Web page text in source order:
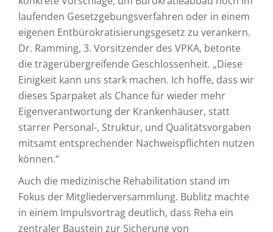
laufenden Gesetzgebungsverfahren oder in einem
eigenen Entbürokratisierungsgesetz zu verankern.
Dr. Ramming, 3. Vorsitzender des VPKA, betonte
die trägerübergreifende Geschlossenheit. „Diese
Einigkeit kann uns stark machen. Ich hoffe, dass wir
dieses Sparpaket als Chance für wieder mehr
Eigenverantwortung der Krankenhäuser, statt
starrer Personal-, Struktur, und Qualitätsvorgaben
mitsamt entsprechender Nachweispflichten nutzen
können.“
Auch die medizinische Rehabilitation stand im
Fokus der Mitgliederversammlung. Bublitz machte
in einem Impulsvortrag deutlich, dass Reha ein
zentraler Baustein zur Sicherung von